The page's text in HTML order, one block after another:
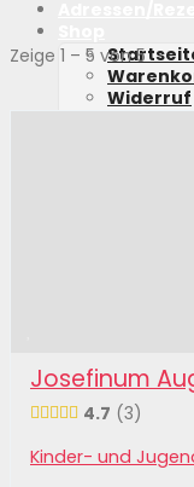
Widerruf
Zeige 1 – 5 von 5
Josefinum
4.7 3
Kinder- und